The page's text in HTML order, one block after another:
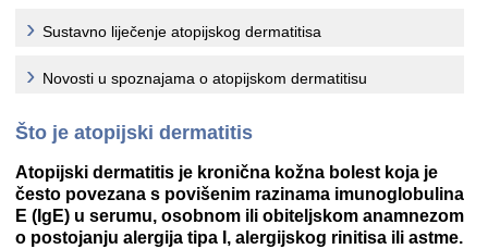
Sustavno liječenje atopijskog dermatitisa
Novosti u spoznajama o atopijskom dermatitisu
Što je atopijski dermatitis
Atopijski dermatitis je kronična kožna bolest koja je
često povezana s povišenim razinama imunoglobulina
E (IgE) u serumu, osobnom ili obiteljskom anamnezom
o postojanju alergija tipa I, alergijskog rinitisa ili astme.